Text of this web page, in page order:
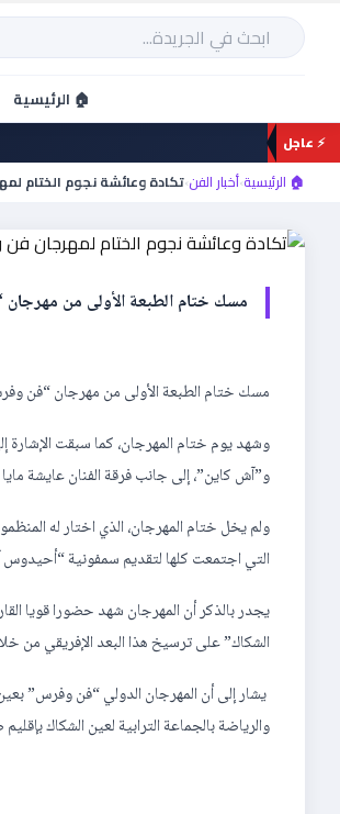
تخطي
المحتوى
بحث
🏠 الرئيسية
⚡ عاجل
🏠 الرئيسية›أخبار الفن›تكادة وعائشة نجوم الختام
تكادة وعائشة
مسك ختام الطبعة الأولى من مهرجان
مسك ختام الطبعة الأولى من مهرجان “فن
وشهد يوم ختام المهرجان، كما سبقت
و”آش كاين”، إلى جانب فرقة الفنان عايشة
ولم يخل ختام المهرجان، الذي اختار له
التي اجتمعت كلها لتقديم سمفونية
يجدر بالذكر أن المهرجان شهد حضورا قويا
الشكاك” على ترسيخ هذا البعد الإفريقي من
يشار إلى أن المهرجان الدولي “فن وفرس”
والرياضة بالجماعة الترابية لعين الشكاك